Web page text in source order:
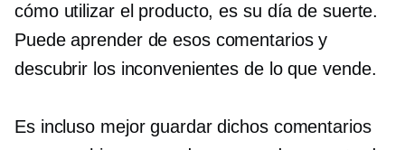
cómo utilizar el producto, es su día de suerte.
Puede aprender de esos comentarios y
descubrir los inconvenientes de lo que vende.
Es incluso mejor guardar dichos comentarios